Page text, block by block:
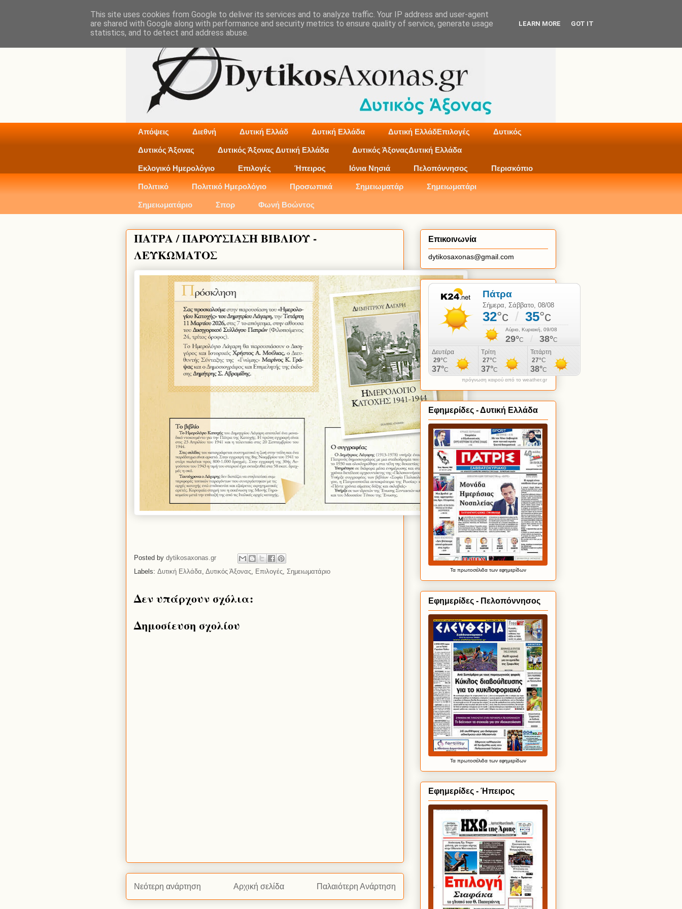
Απόψεις Διεθνή Δυτική Ελλάδ Δυτική Ελλάδα Δυτική ΕλλάδΕπιλογές Δυτικός
Δυτικός Άξονας Δυτικός Άξονας Δυτική Ελλάδα Δυτικός ΆξοναςΔυτική Ελλάδα
Εκλογικό Ημερολόγιο Επιλογές Ήπειρος Ιόνια Νησιά Πελοπόννησος Περισκόπιο
Πολιτικό Πολιτικό Ημερολόγιο Προσωπικά Σημειωματάρ Σημειωματάρι
Σημειωματάριο Σπορ Φωνή Βοώντος
ΠΑΤΡΑ / ΠΑΡΟΥΣΙΑΣΗ ΒΙΒΛΙΟΥ -
ΛΕΥΚΩΜΑΤΟΣ
Posted by dytikosaxonas.gr
Labels: Δυτική Ελλάδα, Δυτικός Άξονας, Επιλογές, Σημειωματάριο
Δεν υπάρχουν σχόλια:
Δημοσίευση σχολίου
Νεότερη ανάρτηση Παλαιότερη Ανάρτηση
Αρχική σελίδα
Επικοινωνία
dytikosaxonas@gmail.com
πρόγνωση καιρού από το weather.gr
Εφημερίδες - Δυτική Ελλάδα
Τα πρωτοσέλιδατων εφημερίδων
Εφημερίδες - Πελοπόννησος
Τα πρωτοσέλιδατων εφημερίδων
Εφημερίδες - Ήπειρος
This site uses cookies from Google to deliver its services and to analyze traffic. Your IP address and user-agent
are shared with Google along with performance and security metrics to ensure quality of service, generate usage
statistics, and to detect and address abuse.
LEARN MORE GOT IT